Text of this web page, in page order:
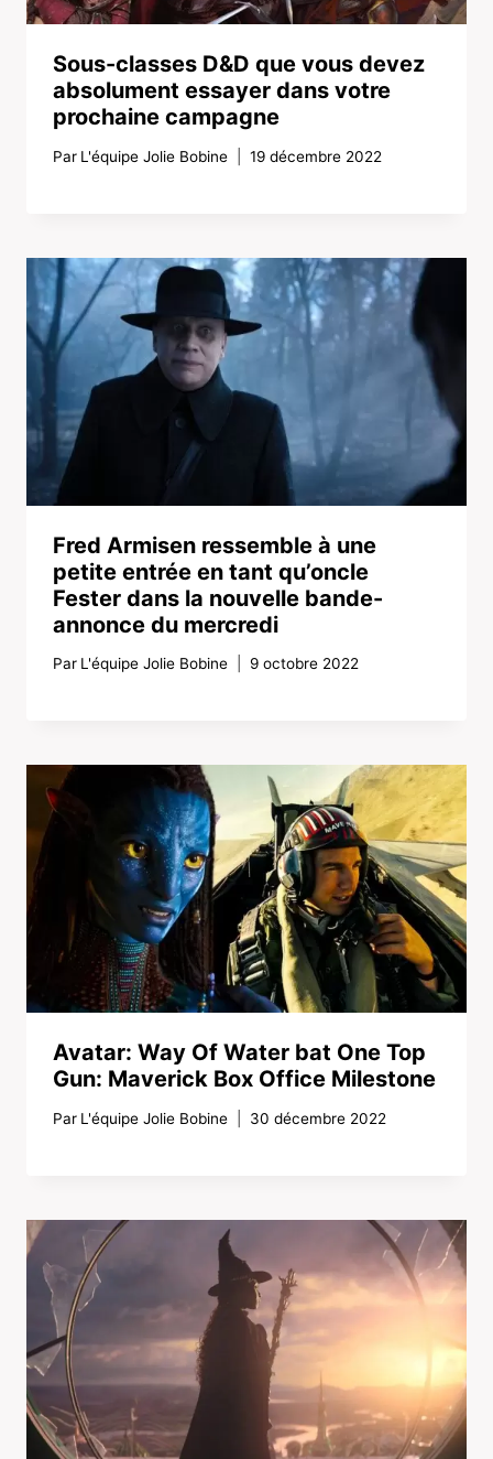
Sous-classes D&D que vous devez
absolument essayer dans votre
prochaine campagne
Par L'équipe Jolie Bobine 19 décembre 2022
Fred Armisen ressemble à une
petite entrée en tant qu’oncle
Fester dans la nouvelle bande-
annonce du mercredi
Par L'équipe Jolie Bobine 9 octobre 2022
Avatar: Way Of Water bat One Top
Gun: Maverick Box Office Milestone
Par L'équipe Jolie Bobine 30 décembre 2022